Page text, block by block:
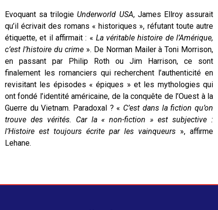
Evoquant sa trilogie Underworld USA, James Ellroy assurait
qu’il écrivait des romans « historiques », réfutant toute autre
étiquette, et il affirmait : « La véritable histoire de l’Amérique,
c’est l’histoire du crime ». De Norman Mailer à Toni Morrison,
en passant par Philip Roth ou Jim Harrison, ce sont
finalement les romanciers qui recherchent l’authenticité en
revisitant les épisodes « épiques » et les mythologies qui
ont fondé l’identité américaine, de la conquête de l’Ouest à la
Guerre du Vietnam. Paradoxal ? « C’est dans la fiction qu’on
trouve des vérités. Car la « non-fiction » est subjective :
l’Histoire est toujours écrite par les vainqueurs », affirme
Lehane.